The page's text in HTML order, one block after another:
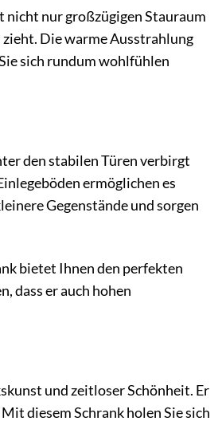
nicht nur großzügigen Stauraum
zieht. Die warme Ausstrahlung
sich rundum wohlfühlen
den stabilen Türen verbirgt
ermöglichen es
Gegenstände und sorgen
bietet Ihnen den perfekten
dass er auch hohen
und zeitloser Schönheit. Er
diesem Schrank holen Sie sich